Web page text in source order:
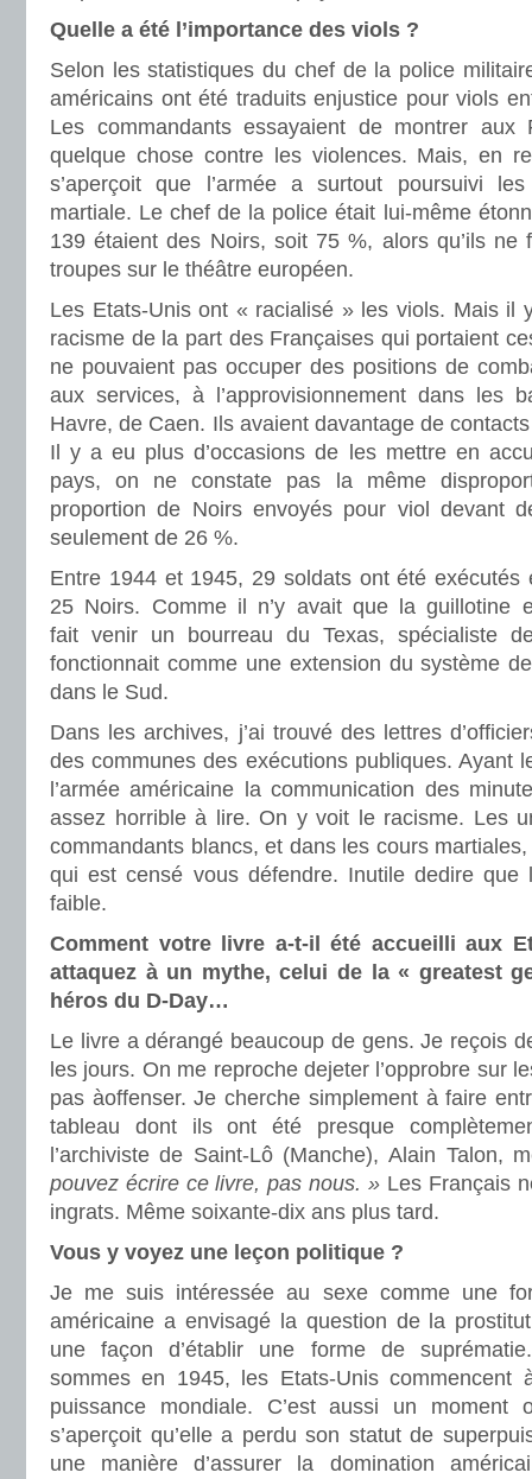
Quelle a été l’importance des viols ?
Selon les statistiques du chef de la police
américains ont été traduits enjustice pour viols
Les commandants essayaient de montrer aux
quelque chose contre les violences. Mais, en
s’aperçoit que l’armée a surtout poursuivi
martiale. Le chef de la police était lui-même
139 étaient des Noirs, soit 75 %, alors qu’ils ne
troupes sur le théâtre européen.
Les Etats-Unis ont « racialisé » les viols. Mais il
racisme de la part des Françaises qui portaient
ne pouvaient pas occuper des positions de
aux services, à l’approvisionnement dans les
Havre, de Caen. Ils avaient davantage de
Il y a eu plus d’occasions de les mettre en
pays, on ne constate pas la même
proportion de Noirs envoyés pour viol devant
seulement de 26 %.
Entre 1944 et 1945, 29 soldats ont été exécutés
25 Noirs. Comme il n’y avait que la guillotine
fait venir un bourreau du Texas, spécialiste
fonctionnait comme une extension du système
dans le Sud.
Dans les archives, j’ai trouvé des lettres
des communes des exécutions publiques. Ayant
l’armée américaine la communication des
assez horrible à lire. On y voit le racisme. Les
commandants blancs, et dans les cours
qui est censé vous défendre. Inutile dedire que
faible.
Comment votre livre a-t-il été accueilli aux
attaquez à un mythe, celui de la « greatest
héros du D-Day…
Le livre a dérangé beaucoup de gens. Je reçois
les jours. On me reproche dejeter l’opprobre sur
pas àoffenser. Je cherche simplement à faire
tableau dont ils ont été presque
l’archiviste de Saint-Lô (Manche), Alain Talon,
pouvez écrire ce livre, pas nous. » Les Français
ingrats. Même soixante-dix ans plus tard.
Vous y voyez une leçon politique ?
Je me suis intéressée au sexe comme une
américaine a envisagé la question de la
une façon d’établir une forme de
sommes en 1945, les Etats-Unis commencent
puissance mondiale. C’est aussi un moment
s’aperçoit qu’elle a perdu son statut de
une manière d’assurer la domination